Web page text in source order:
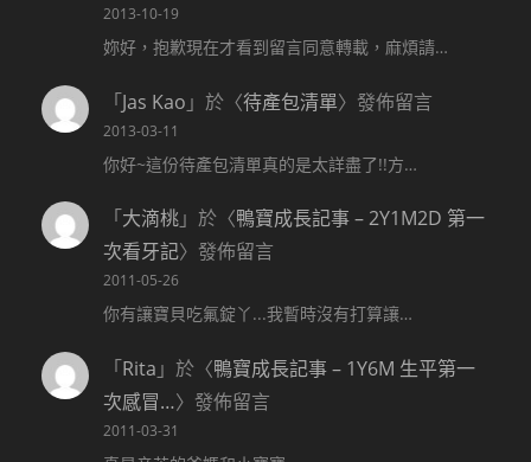
2013-10-19
妳好，抱歉現在才看到留言同意轉載，麻煩請…
「Jas Kao 」於〈待產包清單〉發佈留言
2013-03-11
你好~這份待產包清單真的是太詳盡了!!方…
「大滴桃」於〈鴨寶成長記事 – 2Y1M2D 第一
次看牙記〉發佈留言
2011-05-26
你有讓寶貝吃氟錠丫...我暫時沒有打算讓…
「Rita 」於〈鴨寶成長記事 – 1Y6M 生平第一
次感冒…〉發佈留言
2011-03-31